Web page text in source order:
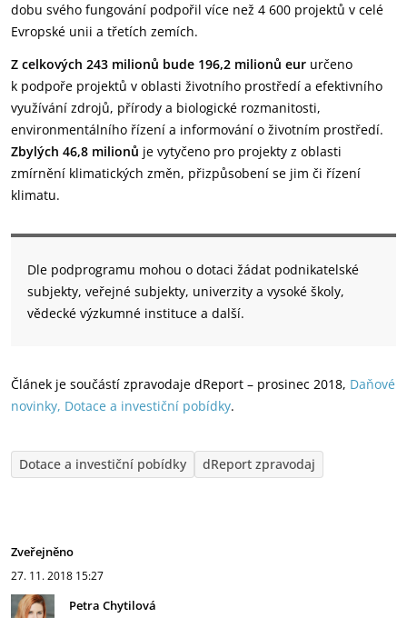
dobu svého fungování podpořil více než 4 600 projektů v celé
Evropské unii a třetích zemích.
Z celkových 243 milionů bude 196,2 milionů eur určeno
k podpoře projektů v oblasti životního prostředí a efektivního
využívání zdrojů, přírody a biologické rozmanitosti,
environmentálního řízení a informování o životním prostředí.
Zbylých 46,8 milionů je vytyčeno pro projekty z oblasti
zmírnění klimatických změn, přizpůsobení se jim či řízení
klimatu.
Dle podprogramu mohou o dotaci žádat podnikatelské
subjekty, veřejné subjekty, univerzity a vysoké školy,
vědecké výzkumné instituce a další.
Článek je součástí zpravodaje dReport – prosinec 2018, Daňové
novinky, Dotace a investiční pobídky.
Dotace a investiční pobídky dReport zpravodaj
Zveřejněno
27. 11. 2018 15:27
Petra Chytilová